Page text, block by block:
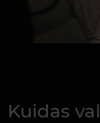
Kuidas